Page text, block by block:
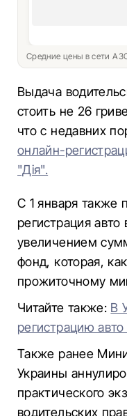
Средние цены в сети
Выдача
стоить не 26
что с недавних
онлайн-
"Дія".
С 1 января также
регистрация
увеличением
фонд, которая,
прожиточному
Читайте также: В
регистрацию
Также ранее
Украины
практического
водительских